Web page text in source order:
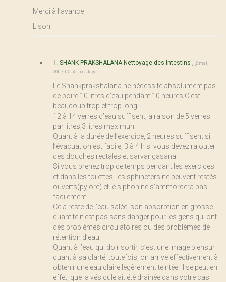
Merci à l’avance
Lison
1. SHANK PRAKSHALANA Nettoyage des Intestins , 2 mai
2007, 05:55 parJaya
Le Shankprakshalana ne nécessite absolument pas
de boire 10 litres d’eau pendant 10 heures.C’est
beaucoup trop et trop long.
12 à 14 verres d’eau suffisent, à raison de 5 verres
par litres,3 litres maximun.
Quant à la durée de l’exercice, 2 heures suffisent si
l’évacuation est facile, 3 à 4 h si vous devez rajouter
des douches rectales et sarvangasana.
Si vous prenez trop de temps pendant les exercices
et dans les toilettes, les sphincters ne peuvent restés
ouverts(pylore) et le siphon ne s’ammorcera pas
facilement.
Cela reste de l’eau salée, son absorption en grosse
quantité n’est pas sans danger pour les gens qui ont
des problèmes circulatoires ou des problèmes de
rétention d’eau.
Quant à l’eau qui doir sortir, c’est une image biensur
quant à sa clarté, toutefois, on arrive effectivement à
obtenir une eau claire lègèrement teintée. Il se peut en
effet, que la vésicule ait été drainée dans votre cas.